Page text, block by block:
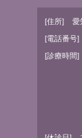
[住所] 愛
[電話番号]
[診療時間]